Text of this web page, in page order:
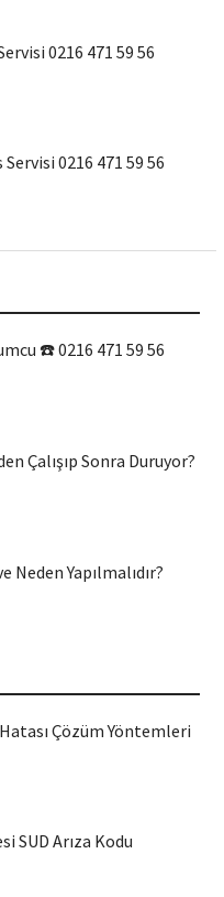
0216 471 59 56
0216 471 59 56
☎️ 0216 471 59 56
Çalışıp Sonra Duruyor?
Neden Yapılmalıdır?
Çözüm Yöntemleri
SUD Arıza Kodu